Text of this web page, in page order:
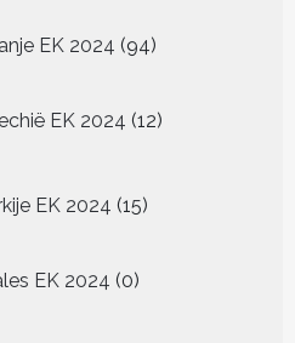
EK 2024 9494
EK 2024 12
producten
EK 2024 15
producten
EK 2024 00